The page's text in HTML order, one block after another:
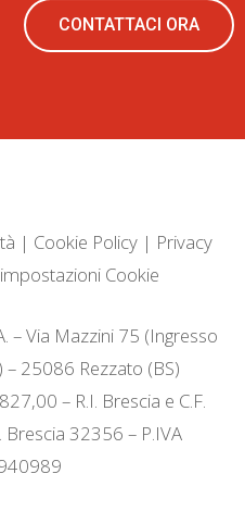
CONTATTACI ORA
| Cookie Policy| Privacy
Cookie
– Via Mazzini 75 (Ingresso
– 25086 Rezzato (BS)
– R.I. Brescia e C.F.
32356 – P.IVA